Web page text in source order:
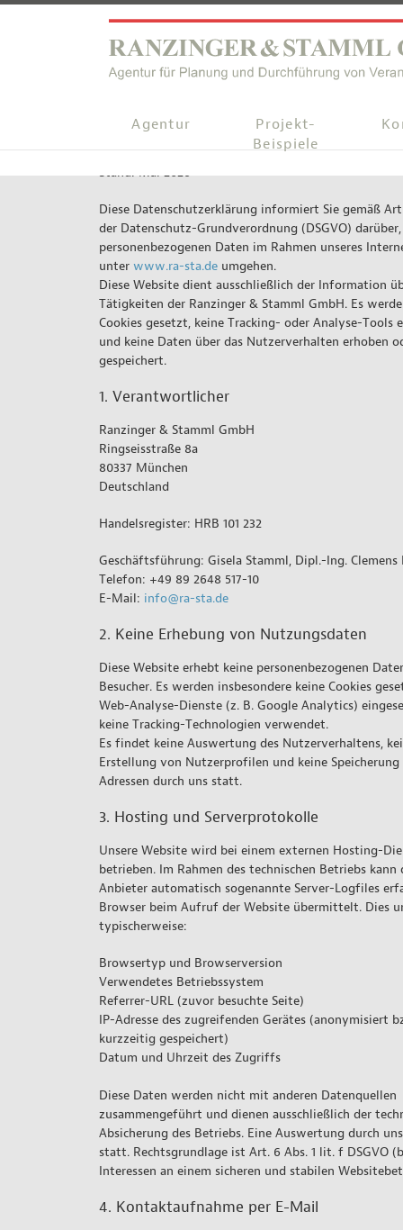
Agentur
Projekt-
Beispiele
Datenschutzerklärung
Stand: Mai 2026
Diese Datenschutzerklärung informiert Sie gemäß
der Datenschutz-Grundverordnung (DSGVO)
personenbezogenen Daten im Rahmen unseres
unter www.ra-sta.de umgehen.
Diese Website dient ausschließlich der Information
Tätigkeiten der Ranzinger & Stamml GmbH. Es
Cookies gesetzt, keine Tracking- oder Analyse-Tools
und keine Daten über das Nutzerverhalten erhoben
gespeichert.
1. Verantwortlicher
Ranzinger & Stamml GmbH
Ringseisstraße 8a
80337 München
Deutschland
Handelsregister: HRB 101 232
Geschäftsführung: Gisela Stamml, Dipl.-Ing. Clemens
Telefon: +49 89 2648 517-10
E-Mail: info@ra-sta.de
2. Keine Erhebung von Nutzungsdaten
Diese Website erhebt keine personenbezogenen
Besucher. Es werden insbesondere keine Cookies
Web-Analyse-Dienste (z. B. Google Analytics)
keine Tracking-Technologien verwendet.
Es findet keine Auswertung des Nutzerverhaltens,
Erstellung von Nutzerprofilen und keine
Adressen durch uns statt.
3. Hosting und Serverprotokolle
Unsere Website wird bei einem externen Hosting-
betrieben. Im Rahmen des technischen Betriebs
Anbieter automatisch sogenannte Server-Logfiles
Browser beim Aufruf der Website übermittelt. Dies
typischerweise:
Browsertyp und Browserversion
Verwendetes Betriebssystem
Referrer-URL (zuvor besuchte Seite)
IP-Adresse des zugreifenden Gerätes (anonymisiert
kurzzeitig gespeichert)
Datum und Uhrzeit des Zugriffs
Diese Daten werden nicht mit anderen Datenquellen
zusammengeführt und dienen ausschließlich der
Absicherung des Betriebs. Eine Auswertung durch
statt. Rechtsgrundlage ist Art. 6 Abs. 1 lit. f DSGVO
Interessen an einem sicheren und stabilen
4. Kontaktaufnahme per E-Mail